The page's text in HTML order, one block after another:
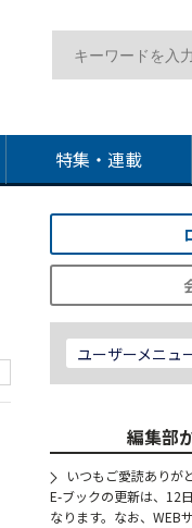
特集・連載
ユーザーメニュ
編集部
いつもご愛読ありが
E-ブックの更新は、12
なります。なお、WEB